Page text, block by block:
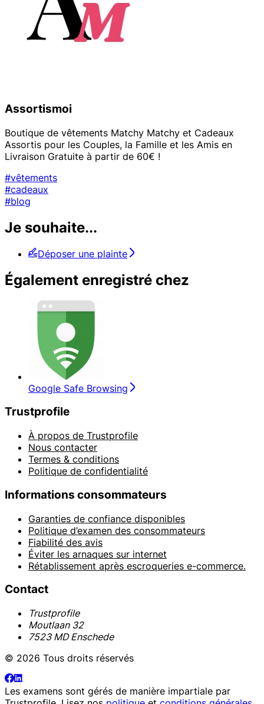
Assortismoi
Boutique de vêtements Matchy Matchy et Cadeaux
Assortis pour les Couples, la Famille et les Amis en
Livraison Gratuite à partir de 60€ !
#vêtements
#cadeaux
#blog
Je souhaite...
Déposer une plainte
Également enregistré chez
Google Safe Browsing
Trustprofile
À propos de Trustprofile
Nous contacter
Termes & conditions
Politique de confidentialité
Informations consommateurs
Garanties de confiance disponibles
Politique d’examen des consommateurs
Fiabilité des avis
Éviter les arnaques sur internet
Rétablissement après escroqueries e-commerce.
Contact
Trustprofile
Moutlaan 32
7523 MD Enschede
© 2026 Tous droits réservés
Les examens sont gérés de manière impartiale par